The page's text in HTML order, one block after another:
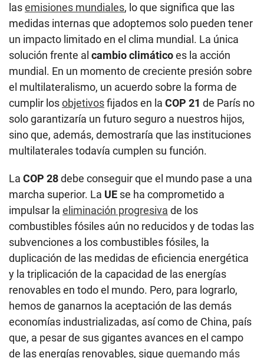
lasemisiones mundiales, lo que significa que las
medidas internas que adoptemos solo pueden tener
un impacto limitado en el clima mundial. La única
solución frente al cambio climáticoes la acción
mundial. En un momento de creciente presión sobre
el multilateralismo, un acuerdo sobre la forma de
cumplir losobjetivosfijados en la COP 21 de París no
solo garantizaría un futuro seguro a nuestros hijos,
sino que, además, demostraría que las instituciones
multilaterales todavía cumplen su función.
La COP 28debe conseguir que el mundo pase a una
marcha superior. La UE se ha comprometido a
impulsar la eliminación progresiva de los
combustibles fósiles aún no reducidos y de todas las
subvenciones a los combustibles fósiles, la
duplicación de las medidas de eficiencia energética
y la triplicación de la capacidad de las energías
renovables en todo el mundo. Pero, para lograrlo,
hemos de ganarnos la aceptación de las demás
economías industrializadas, así como de China, país
que, a pesar de sus gigantes avances en el campo
de las energías renovables, sigue quemando más